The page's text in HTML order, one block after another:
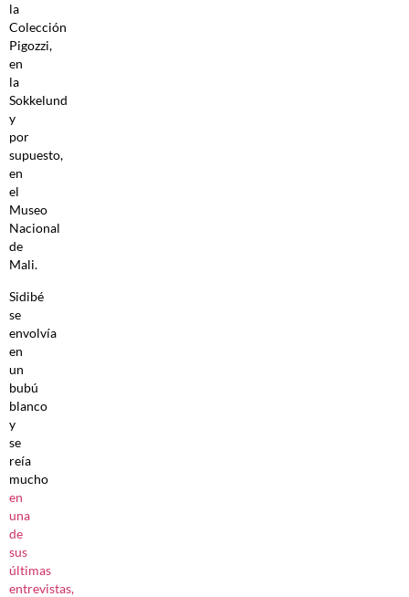
la
Colección
Pigozzi,
en
la
Sokkelund
y
por
supuesto,
en
el
Museo
Nacional
de
Mali.
Sidibé
se
envolvía
en
un
bubú
blanco
y
se
reía
mucho
en
una
de
sus
últimas
entrevistas,